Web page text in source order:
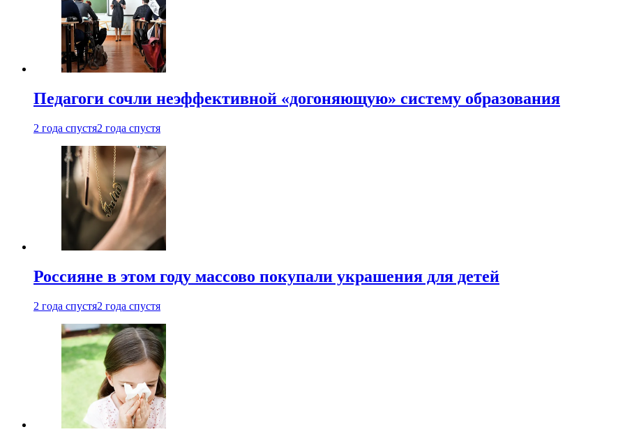
Педагоги сочли неэффективной «догоняющую» систему образования
2 года спустя2 года спустя
Россияне в этом году массово покупали украшения для детей
2 года спустя2 года спустя